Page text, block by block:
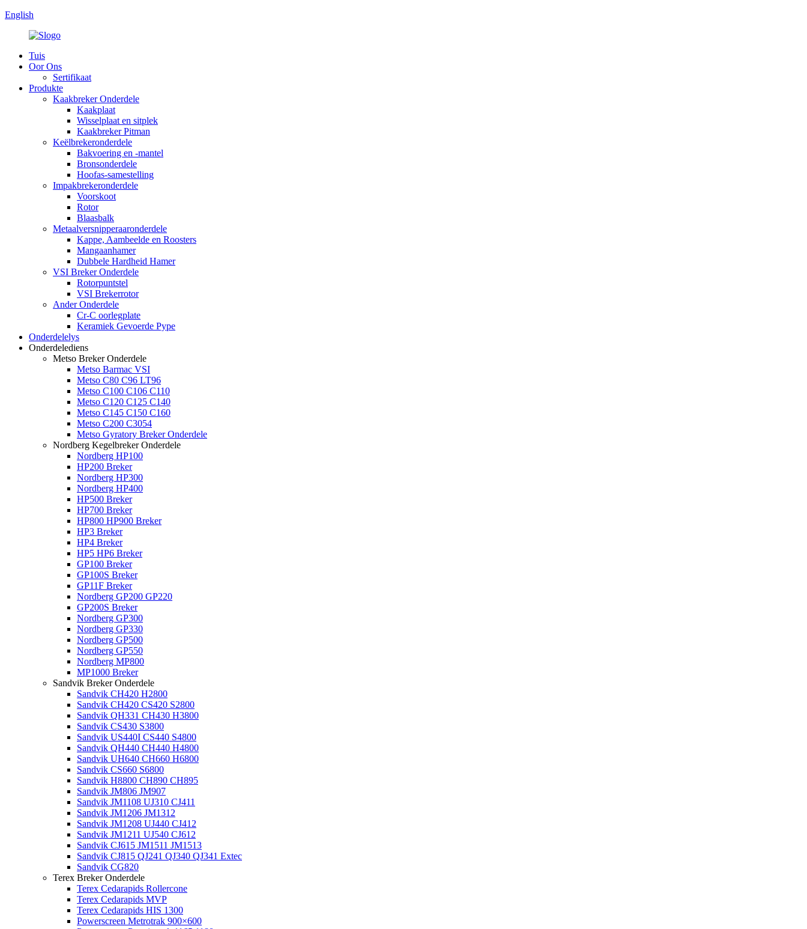
English
Tuis
Oor Ons
Sertifikaat
Produkte
Kaakbreker Onderdele
Kaakplaat
Wisselplaat en sitplek
Kaakbreker Pitman
Keëlbrekeronderdele
Bakvoering en -mantel
Bronsonderdele
Hoofas-samestelling
Impakbrekeronderdele
Voorskoot
Rotor
Blaasbalk
Metaalversnipperaaronderdele
Kappe, Aambeelde en Roosters
Mangaanhamer
Dubbele Hardheid Hamer
VSI Breker Onderdele
Rotorpuntstel
VSI Brekerrotor
Ander Onderdele
Cr-C oorlegplate
Keramiek Gevoerde Pype
Onderdelelys
Onderdelediens
Metso Breker Onderdele
Metso Barmac VSI
Metso C80 C96 LT96
Metso C100 C106 C110
Metso C120 C125 C140
Metso C145 C150 C160
Metso C200 C3054
Metso Gyratory Breker Onderdele
Nordberg Kegelbreker Onderdele
Nordberg HP100
HP200 Breker
Nordberg HP300
Nordberg HP400
HP500 Breker
HP700 Breker
HP800 HP900 Breker
HP3 Breker
HP4 Breker
HP5 HP6 Breker
GP100 Breker
GP100S Breker
GP11F Breker
Nordberg GP200 GP220
GP200S Breker
Nordberg GP300
Nordberg GP330
Nordberg GP500
Nordberg GP550
Nordberg MP800
MP1000 Breker
Sandvik Breker Onderdele
Sandvik CH420 H2800
Sandvik CH420 CS420 S2800
Sandvik QH331 CH430 H3800
Sandvik CS430 S3800
Sandvik US440I CS440 S4800
Sandvik QH440 CH440 H4800
Sandvik UH640 CH660 H6800
Sandvik CS660 S6800
Sandvik H8800 CH890 CH895
Sandvik JM806 JM907
Sandvik JM1108 UJ310 CJ411
Sandvik JM1206 JM1312
Sandvik JM1208 UJ440 CJ412
Sandvik JM1211 UJ540 CJ612
Sandvik CJ615 JM1511 JM1513
Sandvik CJ815 QJ241 QJ340 QJ341 Extec
Sandvik CG820
Terex Breker Onderdele
Terex Cedarapids Rollercone
Terex Cedarapids MVP
Terex Cedarapids HIS 1300
Powerscreen Metrotrak 900×600